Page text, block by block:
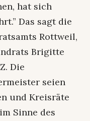
hat sich
Das sagt die
Rottweil,
Brigitte
Die
seien
und Kreisräte
Sinne des